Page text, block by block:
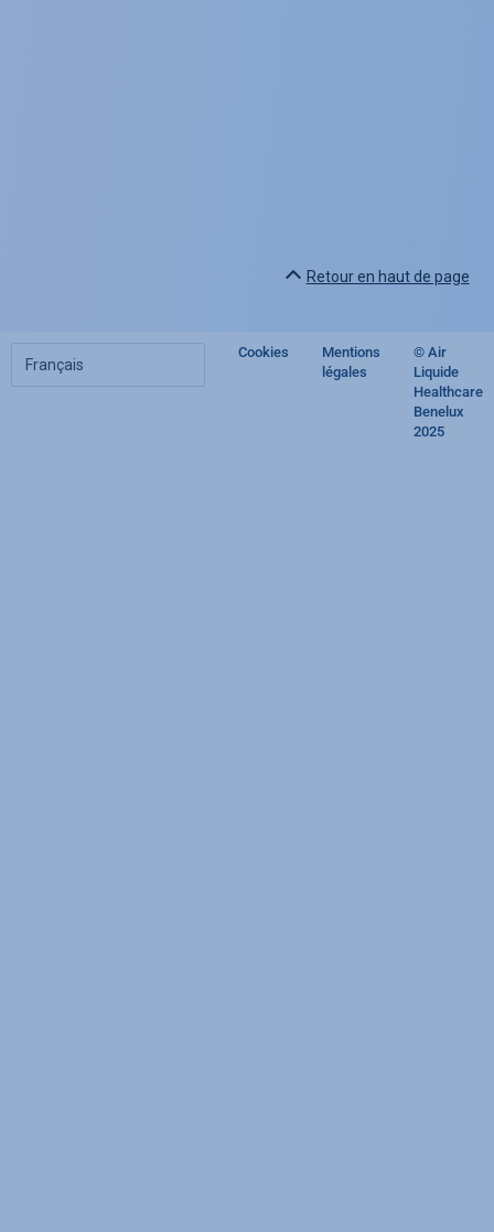
Retour en haut de page
votre
Footer
Cookies
Mentions
légales
© Air
Liquide
Healthcare
Benelux
2025